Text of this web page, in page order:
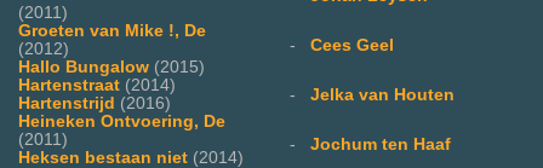
(2011)
Groeten van Mike !, De
(2012)
Hallo Bungalow (2015)
Hartenstraat (2014)
Hartenstrijd (2016)
Heineken Ontvoering, De
(2011)
Heksen bestaan niet (2014)
- Cees Geel
- Jelka van Houten
- Jochum ten Haaf